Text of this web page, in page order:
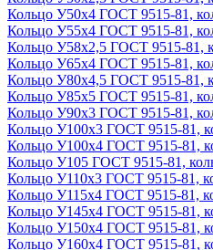
Кольцо У50х4 ГОСТ 9515-81,
Кольцо У55х4 ГОСТ 9515-81,
Кольцо У58х2,5 ГОСТ 9515-81,
Кольцо У65х4 ГОСТ 9515-81,
Кольцо У80х4,5 ГОСТ 9515-81,
Кольцо У85х5 ГОСТ 9515-81,
Кольцо У90х3 ГОСТ 9515-81,
Кольцо У100х3 ГОСТ 9515-81,
Кольцо У100х4 ГОСТ 9515-81,
Кольцо У105 ГОСТ 9515-81,
Кольцо У110х3 ГОСТ 9515-81,
Кольцо У115х4 ГОСТ 9515-81,
Кольцо У145х4 ГОСТ 9515-81,
Кольцо У150х4 ГОСТ 9515-81,
Кольцо У160х4 ГОСТ 9515-81,